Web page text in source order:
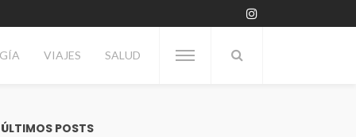
VIAJES SALUD
ÚLTIMOS POSTS